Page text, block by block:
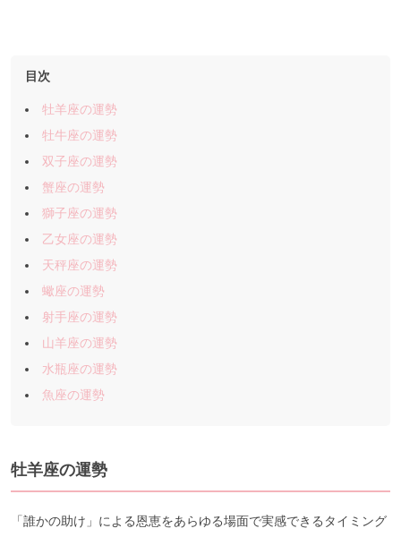
目次
牡羊座の運勢
牡牛座の運勢
双子座の運勢
蟹座の運勢
獅子座の運勢
乙女座の運勢
天秤座の運勢
蠍座の運勢
射手座の運勢
山羊座の運勢
水瓶座の運勢
魚座の運勢
牡羊座の運勢
「誰かの助け」による恩恵をあらゆる場面で実感できるタイミング